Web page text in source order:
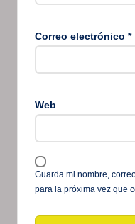
Correo electrónico *
Web
Guarda mi nombre,
para la próxima vez que